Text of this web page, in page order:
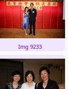
Img 9233